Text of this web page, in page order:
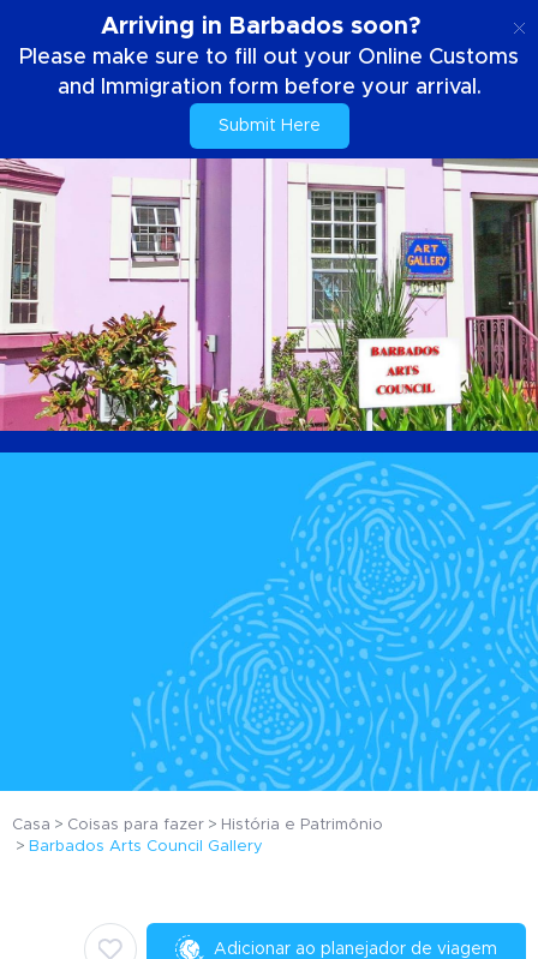
Arriving in Barbados soon?
Please make sure to fill out your Online Customs
and Immigration form before your arrival.
Submit Here
Casa Coisas para fazer
História e Patrimônio
Barbados Arts Council Gallery
Adicionar ao planejador de viagem